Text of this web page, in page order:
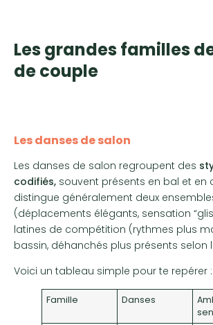
Les grandes familles
de couple
Les danses de salon
Les danses de salon regroupent des
codifiés, souvent présents en bal et en
distingue généralement deux
(déplacements élégants, sensation
latines de compétition (rythmes plus
bassin, déhanchés plus présents selon
Voici un tableau simple pour te repérer :
Famille Danses